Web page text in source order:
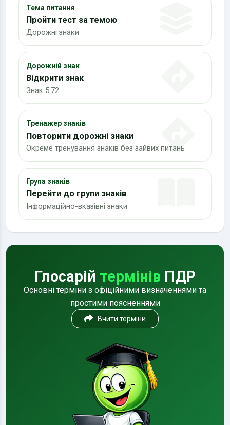
Тема питання
Пройти тест за темою
Дорожні знаки
Дорожній знак
Відкрити знак
Знак 5.72
Тренажер знаків
Повторити дорожні знаки
Окреме тренування знаків без зайвих питань
Група знаків
Перейти до групи знаків
Інформаційно-вказівні знаки
Глосарій термінів ПДР
Основні терміни з офіційними визначеннями та
простими поясненнями
Вчити терміни